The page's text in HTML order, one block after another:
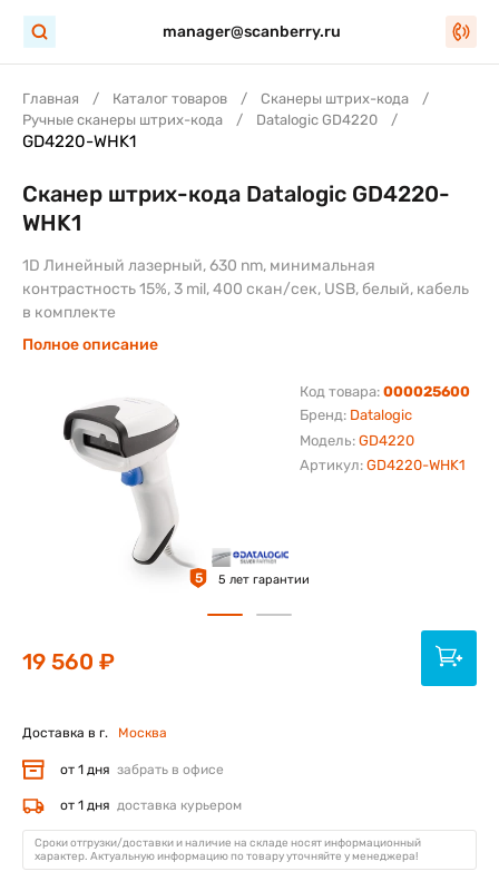
manager@scanberry.ru
Главная Каталог товаров
Сканеры штрих-кода
Ручные сканеры штрих-кода
Datalogic GD4220
GD4220-WHK1
Бренд: Datalogic
Модель: GD4220
Код товара: 000025600
Артикул: GD4220-WHK1
Сканер штрих-кода Datalogic GD4220-
WHK1
1D Линейный лазерный, 630 nm, минимальная
контрастность 15%, 3 mil, 400 скан/сек, USB, белый, кабель
в комплекте
Полное описание
5 5 лет гарантии
19 560 ₽
Доставка в г. Москва
от 1 дня забрать в офисе
от 1 дня доставка курьером
Сроки отгрузки/доставки и наличие на складе носят информационный
характер. Актуальную информацию по товару уточняйте у менеджера!